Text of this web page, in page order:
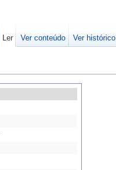
Ler Ver conteúdo Ver histórico